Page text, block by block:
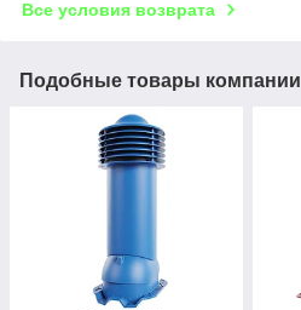
Все условия возврата
Подобные товары компании